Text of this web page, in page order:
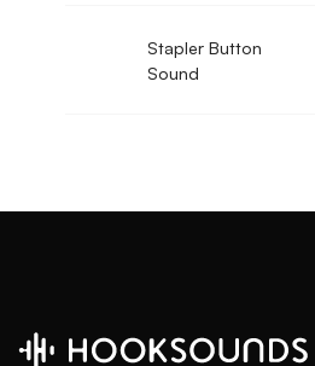
Stapler Button
Sound